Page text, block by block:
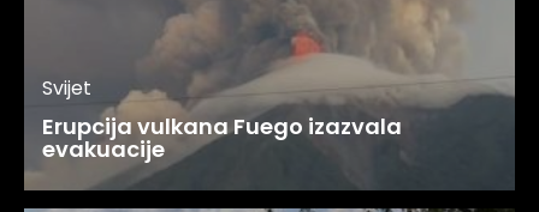
Svijet
Erupcija vulkana Fuego izazvala
evakuacije